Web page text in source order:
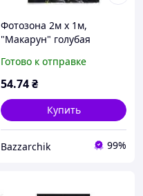
Фотозона 2м х 1м,
"Макарун" голубая
Готово к отправке
54.74₴
Купить
Bazzarchik 99%